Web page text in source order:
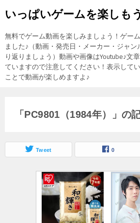
いっぱいゲームを楽しもう
無料でゲーム動画を楽しみましょう！ゲー
ました♪（動画・発売日・メーカー・ジャ
り返りましょう）動画や画像はYoutube♪文
ていますので注意してください！表示して
ことで動画が楽しめますよ♪
「PC9801（1984年）」の
Tweet 0